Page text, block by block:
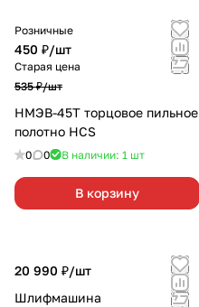
Розничные
450 ₽/шт
Старая цена
535 ₽/шт
НМЭВ-45Т торцовое пильное
полотно HCS
0 0 В наличии: 1 шт
В корзину
20 990 ₽/шт
Шлифмашина